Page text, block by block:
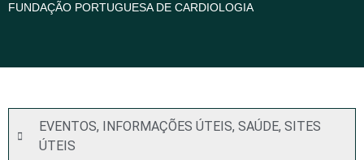
FUNDAÇÃO PORTUGUESA DE CARDIOLOGIA
EVENTOS, INFORMAÇÕES ÚTEIS, SAÚDE, SITES
ÚTEIS